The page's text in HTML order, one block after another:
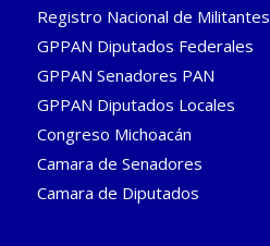
Registro Nacional de Militantes
GPPAN Diputados Federales
GPPAN Senadores PAN
GPPAN Diputados Locales
Congreso Michoacán
Camara de Senadores
Camara de Diputados